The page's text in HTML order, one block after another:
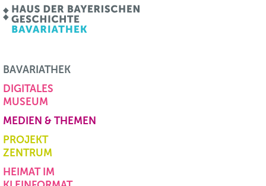
BAVARIATHEK
DIGITALES
MUSEUM
MEDIEN & THEMEN
PROJEKT
ZENTRUM
HEIMAT IM